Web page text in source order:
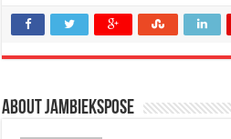
About jambiekspose